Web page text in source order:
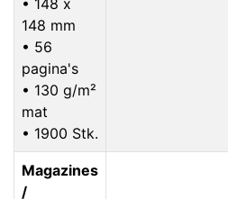
148 mm
• 56
pagina's
• 130 g/m²
mat
• 1900 Stk.
Magazines
/